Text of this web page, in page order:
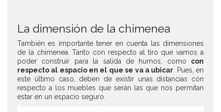
La dimensión de la chimenea
También es importante tener en cuenta las dimensiones
de la chimenea. Tanto con respecto al tiro que vamos a
poder construir para la salida de humos, como con
respecto al espacio en el que se va a ubicar. Pues, en
este último caso, deben de existir unas distancias con
respecto a los muebles que serán las que nos permitan
estar en un espacio seguro.